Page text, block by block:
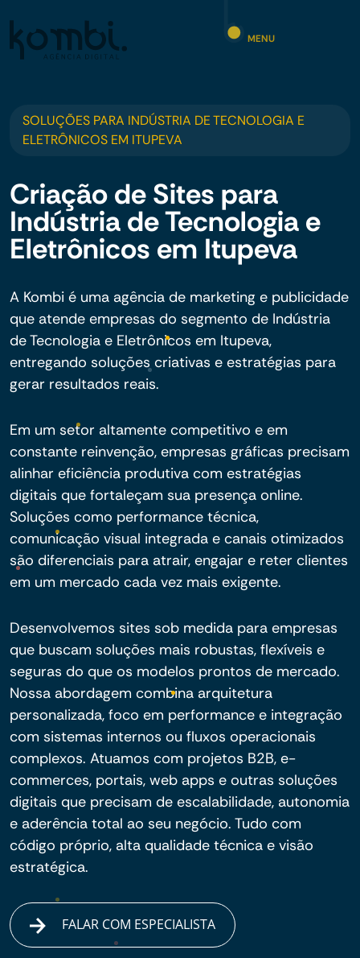
MENU
SOLUÇÕES PARA INDÚSTRIA DE TECNOLOGIA E
ELETRÔNICOS EM ITUPEVA
Criação de Sites para
Indústria de Tecnologia e
Eletrônicos em Itupeva
A Kombi é uma agência de marketing e publicidade
que atende empresas do segmento de Indústria
de Tecnologia e Eletrônicos em Itupeva,
entregando soluções criativas e estratégias para
gerar resultados reais.
Em um setor altamente competitivo e em
constante reinvenção, empresas gráficas precisam
alinhar eficiência produtiva com estratégias
digitais que fortaleçam sua presença online.
Soluções como performance técnica,
comunicação visual integrada e canais otimizados
são diferenciais para atrair, engajar e reter clientes
em um mercado cada vez mais exigente.
Desenvolvemos sites sob medida para empresas
que buscam soluções mais robustas, flexíveis e
seguras do que os modelos prontos de mercado.
Nossa abordagem combina arquitetura
personalizada, foco em performance e integração
com sistemas internos ou fluxos operacionais
complexos. Atuamos com projetos B2B, e-
commerces, portais, web apps e outras soluções
digitais que precisam de escalabilidade, autonomia
e aderência total ao seu negócio. Tudo com
código próprio, alta qualidade técnica e visão
estratégica.
FALAR COM ESPECIALISTA